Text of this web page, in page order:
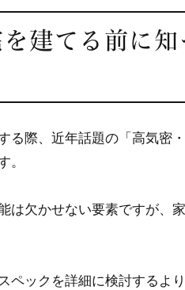
建てる前に
る際、近年話題の「高気密
。
は欠かせない要素ですが、
ペックを詳細に検討するよ